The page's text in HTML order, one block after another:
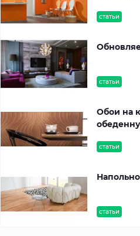
статьи
статьи
статьи
Обои на
статьи